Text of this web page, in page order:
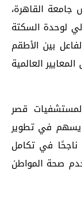
القاهرة،
لوحدة السكتة
بين الأطقم
العالمية
قصر
يسهم في تطوير
ناجحًا في تكامل
صحة المواطن